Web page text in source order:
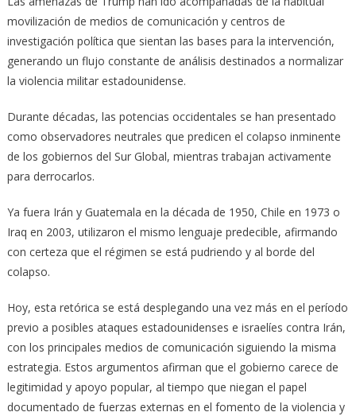
movilización de medios de comunicación y centros de
investigación política que sientan las bases para la intervención,
generando un flujo constante de análisis destinados a normalizar
la violencia militar estadounidense.
Durante décadas, las potencias occidentales se han presentado
como observadores neutrales que predicen el colapso inminente
de los gobiernos del Sur Global, mientras trabajan activamente
para derrocarlos.
Ya fuera Irán y Guatemala en la década de 1950, Chile en 1973 o
Iraq en 2003, utilizaron el mismo lenguaje predecible, afirmando
con certeza que el régimen se está pudriendo y al borde del
colapso.
Hoy, esta retórica se está desplegando una vez más en el período
previo a posibles ataques estadounidenses e israelíes contra Irán,
con los principales medios de comunicación siguiendo la misma
estrategia. Estos argumentos afirman que el gobierno carece de
legitimidad y apoyo popular, al tiempo que niegan el papel
documentado de fuerzas externas en el fomento de la violencia y